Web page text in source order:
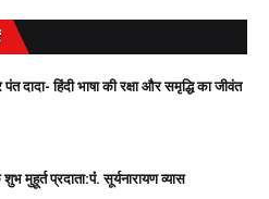
दादा- हिंदी भाषा की रक्षा और समृद्धि का जीवंत
मुहूर्त प्रदाता:पंं. सूर्यनारायण व्यास